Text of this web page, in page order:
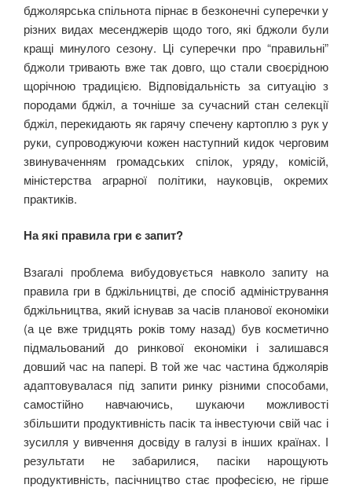
бджолярська спільнота пірнає в безконечні суперечки у
різних видах месенджерів щодо того, які бджоли були
кращі минулого сезону. Ці суперечки про “правильні”
бджоли тривають вже так довго, що стали своєрідною
щорічною традицією. Відповідальність за ситуацію з
породами бджіл, а точніше за сучасний стан селекції
бджіл, перекидають як гарячу спечену картоплю з рук у
руки, супроводжуючи кожен наступний кидок черговим
звинуваченням громадських спілок, уряду, комісій,
міністерства аграрної політики, науковців, окремих
практиків.
На які правила гри є запит?
Взагалі проблема вибудовується навколо запиту на
правила гри в бджільництві, де спосіб адміністрування
бджільництва, який існував за часів планової економіки
(а це вже тридцять років тому назад) був косметично
підмальований до ринкової економіки і залишався
довший час на папері. В той же час частина бджолярів
адаптовувалася під запити ринку різними способами,
самостійно навчаючись, шукаючи можливості
збільшити продуктивність пасік та інвестуючи свій час і
зусилля у вивчення досвіду в галузі в інших країнах. І
результати не забарилися, пасіки нарощують
продуктивність, пасічництво стає професією, не гірше